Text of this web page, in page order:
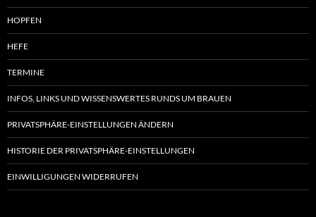
HOPFEN
HEFE
TERMINE
INFOS, LINKS UND WISSENSWERTES RUNDS UM BRAUEN
PRIVATSPHÄRE-EINSTELLUNGEN ÄNDERN
HISTORIE DER PRIVATSPHÄRE-EINSTELLUNGEN
EINWILLIGUNGEN WIDERRUFEN